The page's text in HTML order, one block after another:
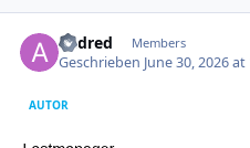
andred Members
Geschrieben June 30, 2026 at
AUTOR